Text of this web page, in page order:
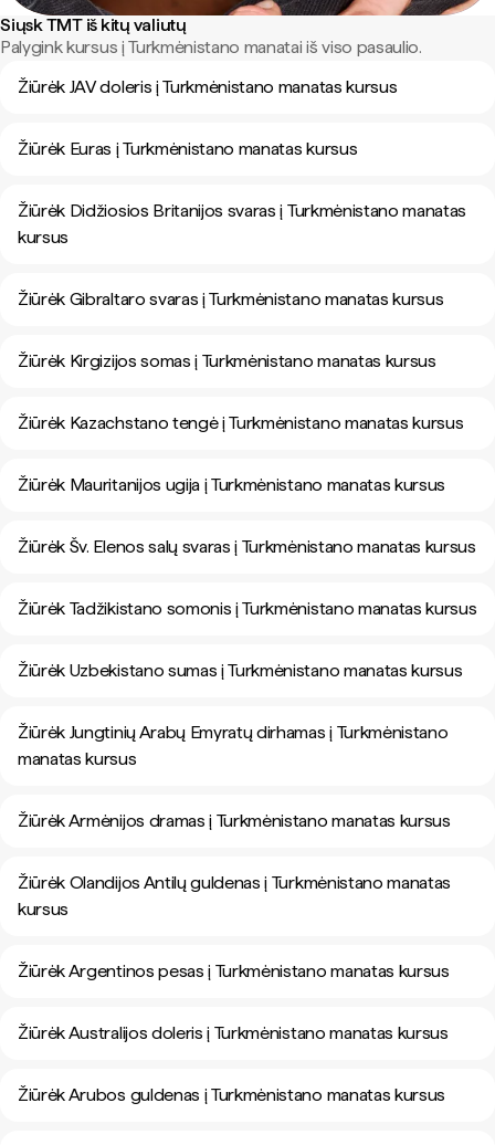
Siųsk TMT iš kitų valiutų
Palygink kursus į Turkmėnistano manatai iš viso pasaulio.
Žiūrėk JAV doleris į Turkmėnistano manatas kursus
Žiūrėk Euras į Turkmėnistano manatas kursus
Žiūrėk Didžiosios Britanijos svaras į Turkmėnistano manatas
kursus
Žiūrėk Gibraltaro svaras į Turkmėnistano manatas kursus
Žiūrėk Kirgizijos somas į Turkmėnistano manatas kursus
Žiūrėk Kazachstano tengė į Turkmėnistano manatas kursus
Žiūrėk Mauritanijos ugija į Turkmėnistano manatas kursus
Žiūrėk Šv. Elenos salų svaras į Turkmėnistano manatas kursus
Žiūrėk Tadžikistano somonis į Turkmėnistano manatas kursus
Žiūrėk Uzbekistano sumas į Turkmėnistano manatas kursus
Žiūrėk Jungtinių Arabų Emyratų dirhamas į Turkmėnistano
manatas kursus
Žiūrėk Armėnijos dramas į Turkmėnistano manatas kursus
Žiūrėk Olandijos Antilų guldenas į Turkmėnistano manatas
kursus
Žiūrėk Argentinos pesas į Turkmėnistano manatas kursus
Žiūrėk Australijos doleris į Turkmėnistano manatas kursus
Žiūrėk Arubos guldenas į Turkmėnistano manatas kursus